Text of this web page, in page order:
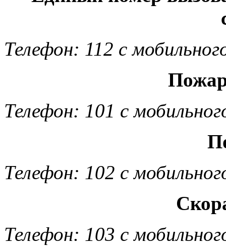
Телефон: 112 с
Телефон: 101 с
Телефон: 102 с
Телефон: 103 с